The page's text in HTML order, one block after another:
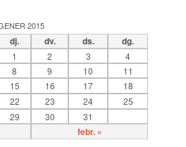
2015
dj. dv. ds. dg.
febr. »
1 2 3
4
8 9 10 11
15 16 17 18
22 23 24
25
29 30 31